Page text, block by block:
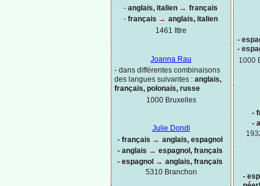
-
-
1000
-
-
-
- anglais, italien → français
- français → anglais, italien
1461 Ittre
Joanna Rau
- dans différentes combinaisons
des langues suivantes : anglais,
français, polonais, russe
1000 Bruxelles
Julie Dondi
- français → anglais, espagnol
- anglais → espagnol, français
- espagnol → anglais, français
5310 Branchon